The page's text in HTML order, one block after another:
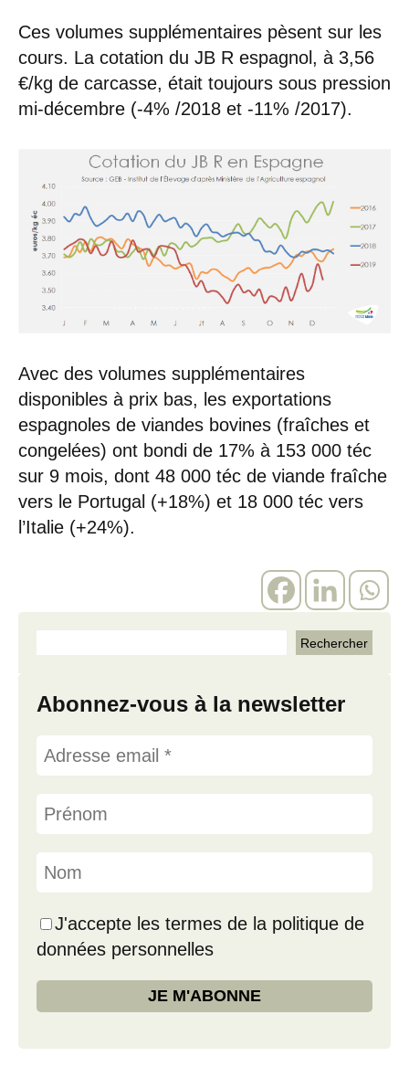
Ces volumes supplémentaires pèsent sur les
cours. La cotation du JB R espagnol, à 3,56
€/kg de carcasse, était toujours sous pression
mi-décembre (-4% /2018 et -11% /2017).
Avec des volumes supplémentaires
disponibles à prix bas, les exportations
espagnoles de viandes bovines (fraîches et
congelées) ont bondi de 17% à 153 000 téc
sur 9 mois, dont 48 000 téc de viande fraîche
vers le Portugal (+18%) et 18 000 téc vers
l’Italie (+24%).
Abonnez-vous à la newsletter
J'accepte les termes de la politique de
données personnelles